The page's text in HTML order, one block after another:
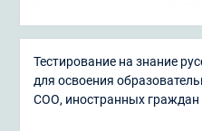
Тестирование на знание
для освоения
СОО, иностранных граждан